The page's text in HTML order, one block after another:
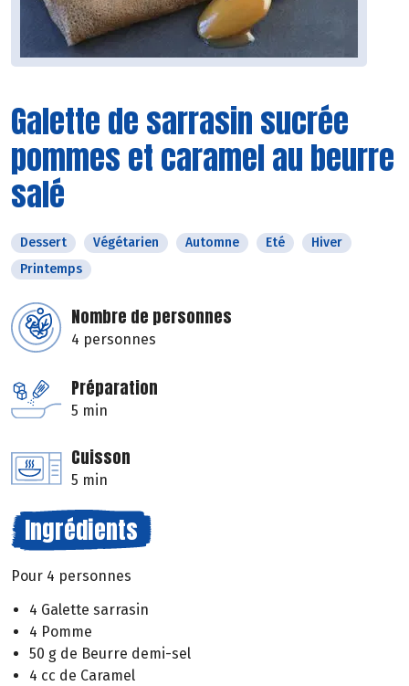
Galette de sarrasin sucrée
pommes et caramel au beurre
salé
Dessert Végétarien Automne Eté
Hiver
Printemps
Nombre de personnes
4 personnes
Préparation
5 min
Cuisson
5 min
Ingrédients
Pour 4 personnes
4 Galette sarrasin
4 Pomme
50 g de Beurre demi-sel
4 cc de Caramel